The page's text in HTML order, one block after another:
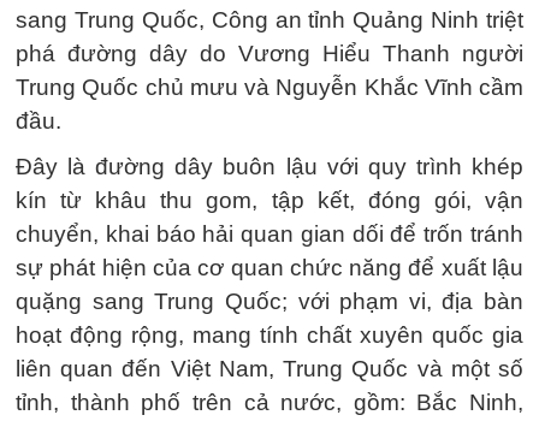
sang Trung Quốc, Công an tỉnh Quảng Ninh triệt
phá đường dây do Vương Hiểu Thanh người
Trung Quốc chủ mưu và Nguyễn Khắc Vĩnh cầm
đầu.
Đây là đường dây buôn lậu với quy trình khép
kín từ khâu thu gom, tập kết, đóng gói, vận
chuyển, khai báo hải quan gian dối để trốn tránh
sự phát hiện của cơ quan chức năng để xuất lậu
quặng sang Trung Quốc; với phạm vi, địa bàn
hoạt động rộng, mang tính chất xuyên quốc gia
liên quan đến Việt Nam, Trung Quốc và một số
tỉnh, thành phố trên cả nước, gồm: Bắc Ninh,